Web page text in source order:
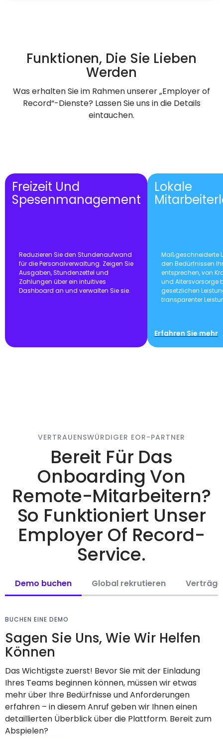
Funktionen, Die Sie Lieben
Werden
Was erhalten Sie im Rahmen unserer „Employer of
Record“-Dienste? Lassen Sie uns in die Details
eintauchen.
Freizeit Und
Spesenmanagement
Reduzieren Sie den Stundenaufwand
für die Personalverwaltung. Zeigen Sie
Ausgaben, Stundenzettel und
Zahlungen über ein intuitives
Dashboard an und verwalten Sie sie.
Lokale
Maßgeschneiderte
den Bedürfnissen
entsprechen, von
und Altersvorsorge
gesetzlichen
transparenter
Erfahren Sie mehr
VERTRAUENSWÜRDIGER EOR-PARTNER
Bereit Für Das
Onboarding Von
Remote-Mitarbeitern?
So Funktioniert Unser
Employer Of Record-
Service.
Demo buchen Global rekrutieren
BUCHEN EINE DEMO
Sagen Sie Uns, Wie Wir Helfen
Können
Das Wichtigste zuerst! Bevor Sie mit der Einladung
Ihres Teams beginnen können, müssen wir etwas
mehr über Ihre Bedürfnisse und Anforderungen
erfahren – in diesem Anruf geben wir Ihnen einen
detaillierten Überblick über die Plattform. Bereit zum
Abspielen?